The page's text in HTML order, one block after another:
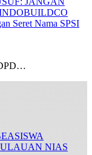
Seret Nama SPSI